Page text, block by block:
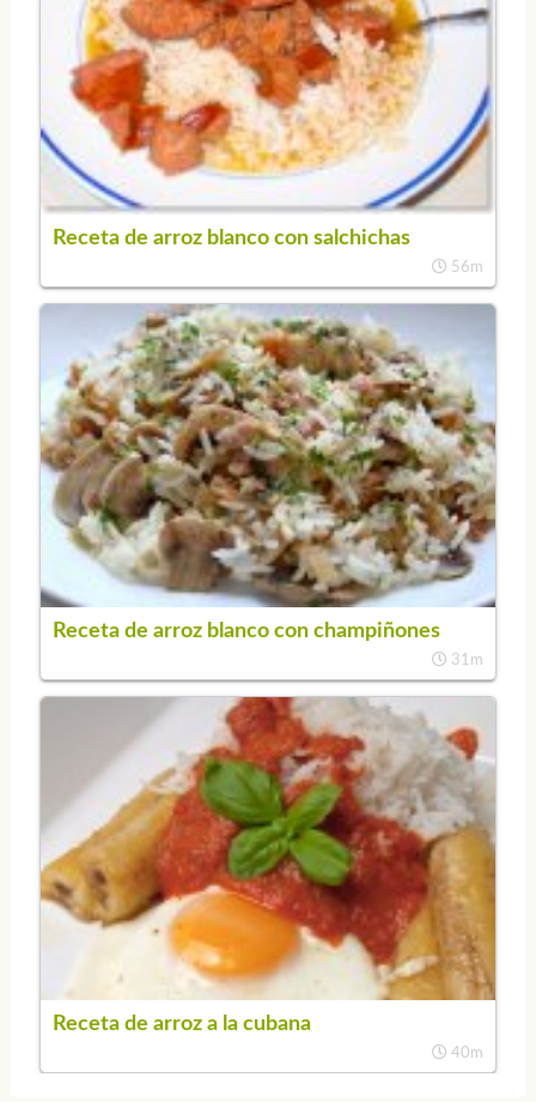
Receta de arroz blanco con salchichas
56m
Receta de arroz blanco con champiñones
31m
Receta de arroz a la cubana
40m